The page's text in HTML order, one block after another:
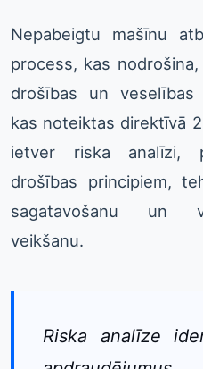
Nepabeigtu mašīnu
process, kas
drošības un veselības
kas noteiktas direktīvā
ietver riska analīzi,
drošības principiem,
sagatavošanu un
veikšanu.
Riska analīze